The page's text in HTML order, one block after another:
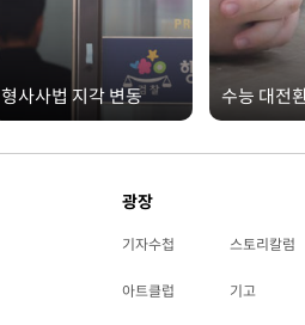
형사사법 지각 변동 수능 대전
광장
기자수첩 스토리칼럼
아트클럽 기고